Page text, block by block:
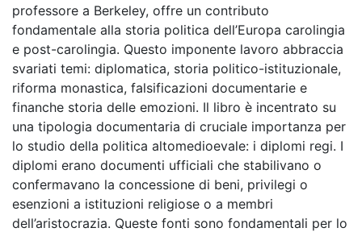
professore a Berkeley, offre un contributo
fondamentale alla storia politica dell’Europa carolingia
e post-carolingia. Questo imponente lavoro abbraccia
svariati temi: diplomatica, storia politico-istituzionale,
riforma monastica, falsificazioni documentarie e
finanche storia delle emozioni. Il libro è incentrato su
una tipologia documentaria di cruciale importanza per
lo studio della politica altomedioevale: i diplomi regi. I
diplomi erano documenti ufficiali che stabilivano o
confermavano la concessione di beni, privilegi o
esenzioni a istituzioni religiose o a membri
dell’aristocrazia. Queste fonti sono fondamentali per lo